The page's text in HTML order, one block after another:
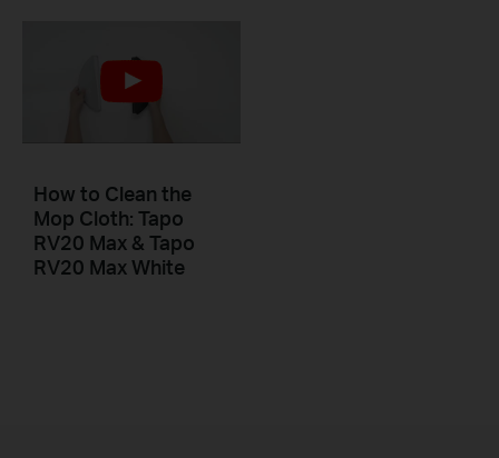
How to Clean the
Mop Cloth: Tapo
RV20 Max & Tapo
RV20 Max White